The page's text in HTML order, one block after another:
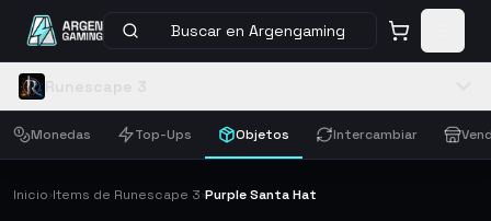
Buscar en Argengaming
Monedas Top-Ups Objetos Intercambiar
Inicio›Items de Runescape 3›Purple Santa Hat